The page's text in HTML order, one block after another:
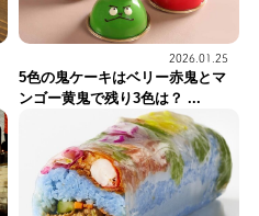
2026.01.25
5色の鬼ケーキはベリー赤鬼とマ
ンゴー黄鬼で残り3色は？ ...